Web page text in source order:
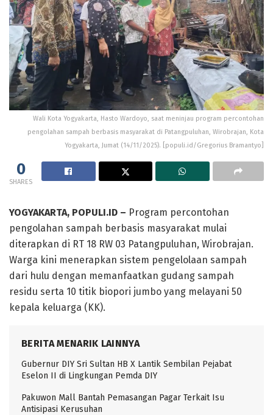
Wali Kota Yogyakarta, Hasto Wardoyo, saat meninjau program percontohan
pengolahan sampah berbasis masyarakat di Patangpuluhan, Wirobrajan, Kota
Yogyakarta, Jumat (14/11/2025). [populi.id/Gregorius Bramantyo]
0
SHARES
YOGYAKARTA, POPULI.ID – Program percontohan
pengolahan sampah berbasis masyarakat mulai
diterapkan di RT 18 RW 03 Patangpuluhan, Wirobrajan.
Warga kini menerapkan sistem pengelolaan sampah
dari hulu dengan memanfaatkan gudang sampah
residu serta 10 titik biopori jumbo yang melayani 50
kepala keluarga (KK).
BERITA MENARIK LAINNYA
Gubernur DIY Sri Sultan HB X Lantik Sembilan Pejabat
Eselon II di Lingkungan Pemda DIY
Pakuwon Mall Bantah Pemasangan Pagar Terkait Isu
Antisipasi Kerusuhan